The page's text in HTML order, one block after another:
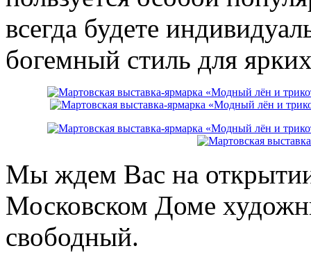
всегда будете
богемный стиль для
Мы ждем Вас на открытии
Московском Доме
свободный.